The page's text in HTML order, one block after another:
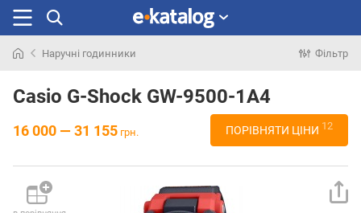
раніше
Наручні годинники Фільтр
Casio G-Shock GW-9500-1A4
16 000 — 31 155 грн. ПОРІВНЯТИ ЦІНИ 12